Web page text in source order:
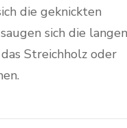
die geknickten
sich die langen
Streichholz oder